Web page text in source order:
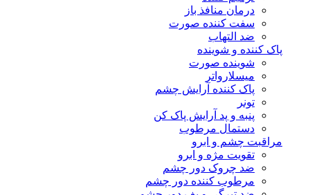
درمان منافذ باز
سفت کننده صورت
ضد التهاب
پاک کننده و شوینده
شوینده صورت
میسلارواتر
پاک کننده آرایش چشم
تونر
پنبه و پد آرایش پاک کن
دستمال مرطوب
مراقبت چشم و ابرو
تقویت مژه و ابرو
ضد چروک دور چشم
مرطوب کننده دور چشم